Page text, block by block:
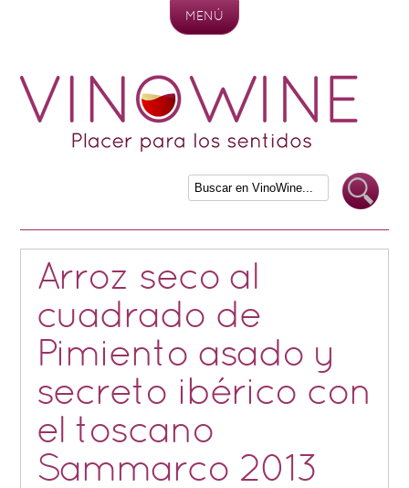
MENÚ
Arroz seco al
cuadrado de
Pimiento asado y
secreto ibérico con
el toscano
Sammarco 2013